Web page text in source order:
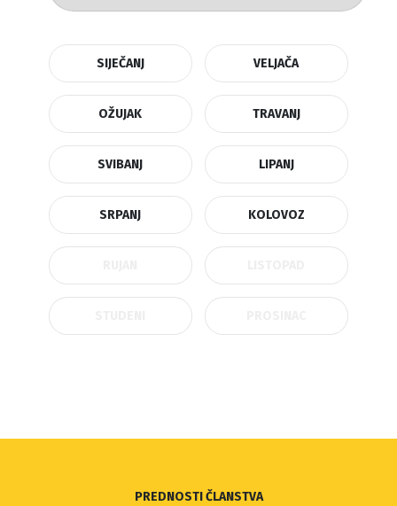
SIJEČANJ VELJAČA
OŽUJAK TRAVANJ
SVIBANJ LIPANJ
SRPANJ KOLOVOZ
PREDNOSTI ČLANSTVA